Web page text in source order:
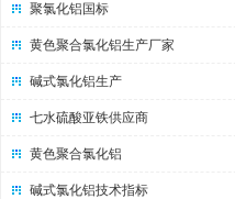
聚氯化铝国标
黄色聚合氯化铝生产厂家
碱式氯化铝生产
七水硫酸亚铁供应商
黄色聚合氯化铝
碱式氯化铝技术指标